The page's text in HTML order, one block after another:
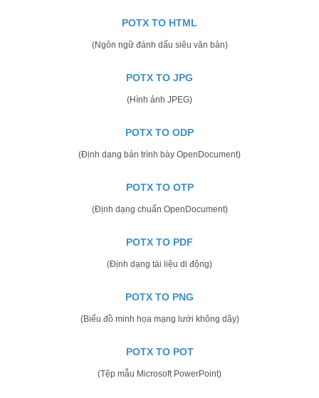
POTX TO HTML
(Ngôn ngữ đánh dấu siêu văn bản)
POTX TO JPG
(Hình ảnh JPEG)
POTX TO ODP
(Định dạng bản trình bày OpenDocument)
POTX TO OTP
(Định dạng chuẩn OpenDocument)
POTX TO PDF
(Định dạng tài liệu di động)
POTX TO PNG
(Biểu đồ minh họa mạng lưới không dây)
POTX TO POT
(Tệp mẫu Microsoft PowerPoint)